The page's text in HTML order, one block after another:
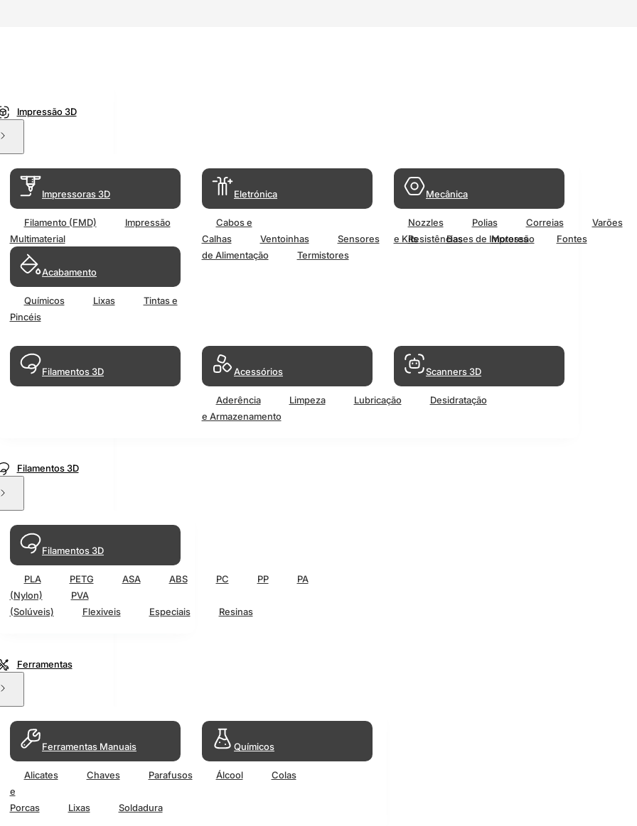
Impressão 3D
Impressoras 3D
Filamento (FMD)
Impressão
Multimaterial
Acabamento
Químicos Lixas
Tintas e
Pincéis
Eletrónica
Cabos e
Calhas
Ventoinhas Sensores Resistências Motores
Fontes
de Alimentação
Termistores
Mecânica
Nozzles Polias Correias
Varões
e Kits
Bases de Impressão
Filamentos 3D Acessórios
Aderência Limpeza Lubricação
Desidratação
e Armazenamento
Scanners 3D
Filamentos 3D
Filamentos 3D
PLA PETG ASA ABS PC PP
PA
(Nylon)
PVA
(Solúveis)
Flexiveis Especiais Resinas
Ferramentas
Ferramentas Manuais
Alicates Chaves
Parafusos
e
Porcas
Lixas Soldadura
Químicos
Álcool Colas